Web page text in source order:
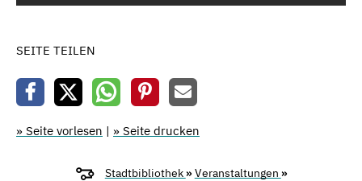
SEITE TEILEN
» Seite vorlesen | » Seite drucken
Stadtbibliothek »Veranstaltungen »